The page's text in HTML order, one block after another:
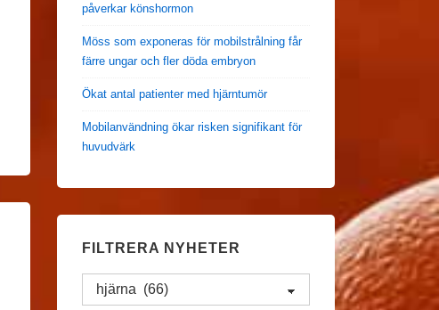
påverkar könshormon
Möss som exponeras för mobilstrålning får
färre ungar och fler döda embryon
Ökat antal patienter med hjärntumör
Mobilanvändning ökar risken signifikant för
huvudvärk
FILTRERA NYHETER
Filtrera
Nyheter